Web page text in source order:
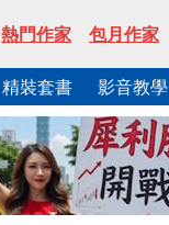
熱門作家 包月作家
精裝套書 影音教學